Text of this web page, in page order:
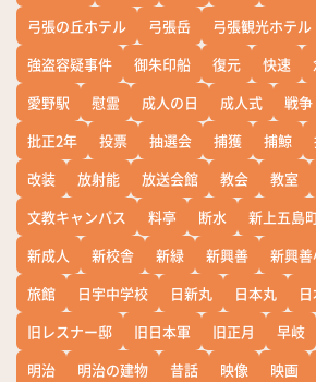
弓張の丘ホテル
弓張岳 弓張観光ホテル
強盗容疑事件
御朱印船 復元 快速
愛野駅
慰霊 成人の日 成人式 戦争
批正2年
投票 抽選会 捕獲 捕鯨
改装
放射能 放送会館 教会 教室
文教キャンパス
料亭 断水 新上五島
新成人
新校舎 新緑 新興善 新興
旅館
日宇中学校 日新丸 日本丸
旧レスナー邸
旧日本軍 旧正月 早岐
明治
明治の建物 昔話 映像 映画